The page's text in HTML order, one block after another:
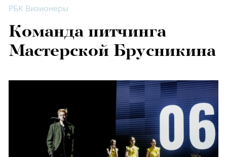
РБК Визионеры
Команда питчинга
Мастерской Брусникина